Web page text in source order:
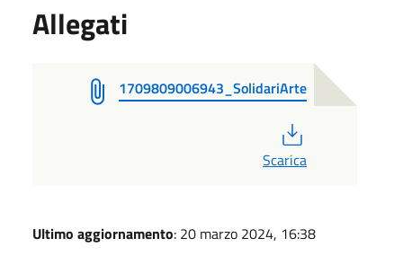
Allegati
1709809006943_SolidariArte
Scarica
Ultimo aggiornamento: 20 marzo 2024, 16:38